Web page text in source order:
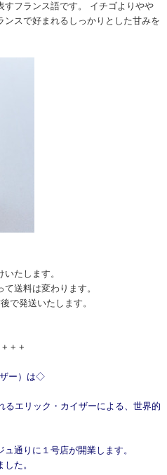
すフランス語です。 イチゴよりやや
スで好まれるしっかりとした甘みを
いたします。
送料は変わります。
で発送いたします。
+ +
ー）は◇
るエリック・カイザーによる、世界的
通りに１号店が開業します。
た。